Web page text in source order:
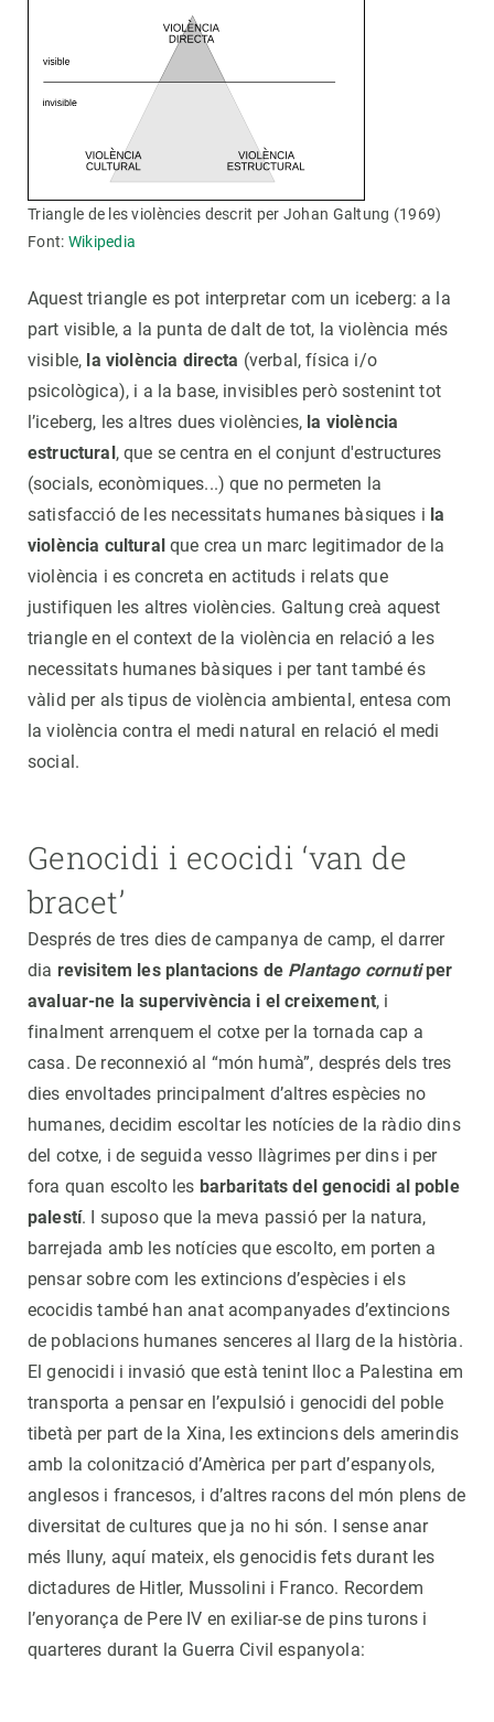
Triangle de les violències descrit per Johan Galtung (1969)
Font: Wikipedia
Aquest triangle es pot interpretar com un iceberg: a la
part visible, a la punta de dalt de tot, la violència més
visible, la violència directa (verbal, física i/o
psicològica), i a la base, invisibles però sostenint tot
l’iceberg, les altres dues violències, la violència
estructural, que se centra en el conjunt d'estructures
(socials, econòmiques...) que no permeten la
satisfacció de les necessitats humanes bàsiques i la
violència culturalque crea un marc legitimador de la
violència i es concreta en actituds i relats que
justifiquen les altres violències. Galtung creà aquest
triangle en el context de la violència en relació a les
necessitats humanes bàsiques i per tant també és
vàlid per als tipus de violència ambiental, entesa com
la violència contra el medi natural en relació el medi
social.
Genocidi i ecocidi ‘van de
bracet’
Després de tres dies de campanya de camp, el darrer
dia revisitem les plantacions de Plantago cornutiper
avaluar-ne la supervivència i el creixement, i
finalment arrenquem el cotxe per la tornada cap a
casa. De reconnexió al “món humà”, després dels tres
dies envoltades principalment d’altres espècies no
humanes, decidim escoltar les notícies de la ràdio dins
del cotxe, i de seguida vesso llàgrimes per dins i per
fora quan escolto les barbaritats del genocidi al poble
palestí. I suposo que la meva passió per la natura,
barrejada amb les notícies que escolto, em porten a
pensar sobre com les extincions d’espècies i els
ecocidis també han anat acompanyades d’extincions
de poblacions humanes senceres al llarg de la història.
El genocidi i invasió que està tenint lloc a Palestina em
transporta a pensar en l’expulsió i genocidi del poble
tibetà per part de la Xina, les extincions dels amerindis
amb la colonització d’Amèrica per part d’espanyols,
anglesos i francesos, i d’altres racons del món plens de
diversitat de cultures que ja no hi són. I sense anar
més lluny, aquí mateix, els genocidis fets durant les
dictadures de Hitler, Mussolini i Franco. Recordem
l’enyorança de Pere IV en exiliar-se de pins turons i
quarteres durant la Guerra Civil espanyola: